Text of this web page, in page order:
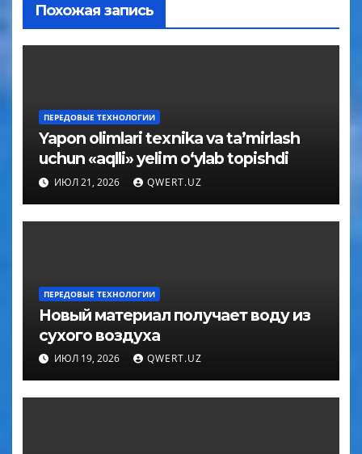
Похожая запись
ПЕРЕДОВЫЕ ТЕХНОЛОГИИ
Yapon olimlari texnika va ta’mirlash
uchun «aqlli» yelim o‘ylab topishdi
ИЮЛ 21, 2026 QWERT.UZ
ПЕРЕДОВЫЕ ТЕХНОЛОГИИ
Новый материал получает воду из
сухого воздуха
ИЮЛ 19, 2026 QWERT.UZ